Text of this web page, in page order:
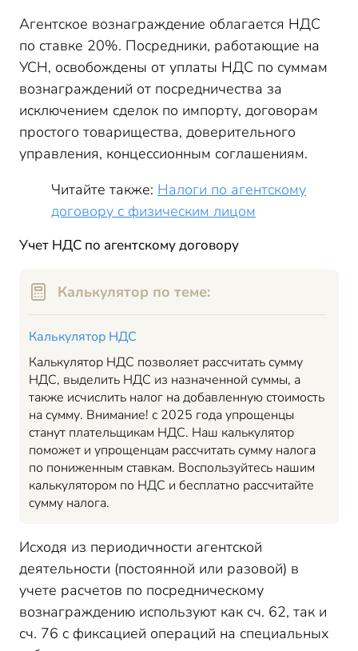
Агентское вознаграждение облагается НДС
по ставке 20%. Посредники, работающие на
УСН, освобождены от уплаты НДС по суммам
вознаграждений от посредничества за
исключением сделок по импорту, договорам
простого товарищества, доверительного
управления, концессионным соглашениям.
Читайте также: Налоги по агентскому
договору с физическим лицом
Учет НДС по агентскому договору
Калькулятор по теме:
Калькулятор НДС
Калькулятор НДС позволяет рассчитать сумму
НДС, выделить НДС из назначенной суммы, а
также исчислить налог на добавленную стоимость
на сумму. Внимание! с 2025 года упрощенцы
станут плательщикам НДС. Наш калькулятор
поможет и упрощенцам рассчитать сумму налога
по пониженным ставкам. Воспользуйтесь нашим
калькулятором по НДС и бесплатно рассчитайте
сумму налога.
Исходя из периодичности агентской
деятельности (постоянной или разовой) в
учете расчетов по посредническому
вознаграждению используют как сч. 62, так и
сч. 76 с фиксацией операций на специальных